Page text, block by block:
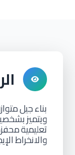
بناءجيل
ويتميز
تعليمية
والانخراط